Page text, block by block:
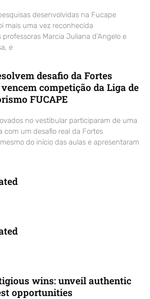
desenvolvidas na Fucape
mais uma vez reconhecida
Marcia Juliana d’Angelo e
e
desafio da Fortes
competição da Liga de
FUCAPE
no vestibular participaram de uma
com um desafio real da Fortes
do início das aulas e apresentaram
wins: unveil authentic
opportunities